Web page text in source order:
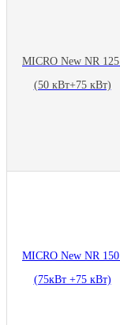
MICRO New NR 125
(50 кВт+75 кВт)
MICRO New NR 150
(75кВт +75 кВт)